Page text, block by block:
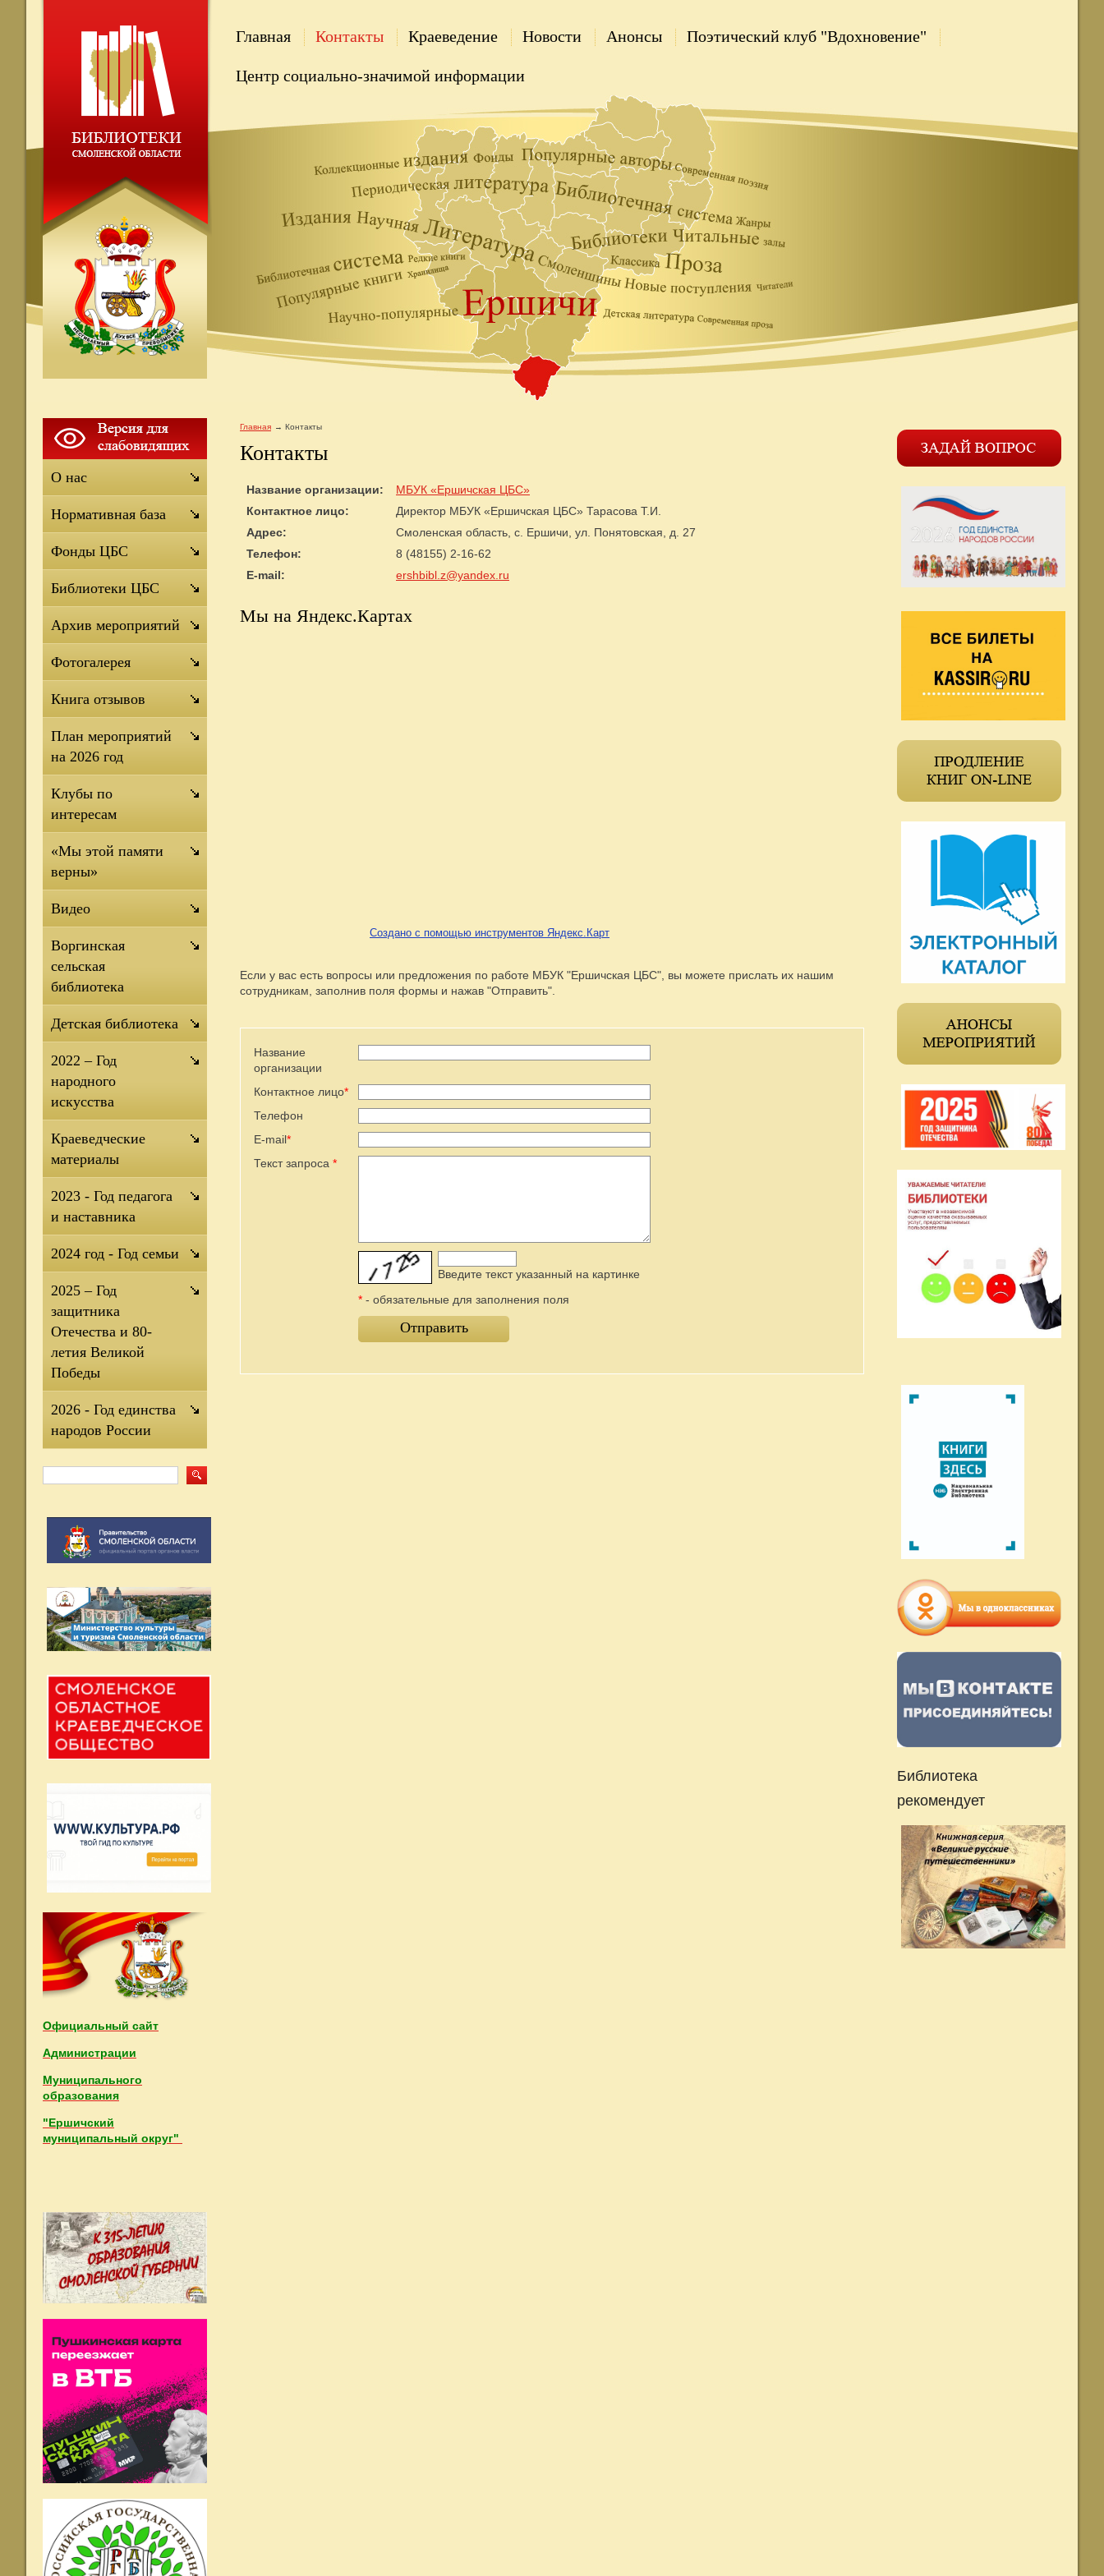
Главная Контакты Краеведение Новости Анонсы Поэтический клуб "Вдохновение"
Центр социально-значимой информации
Главная Контакты
Контакты
Название организации:
МБУК «Ершичская ЦБС»
Контактное лицо:
Директор МБУК «Ершичская ЦБС» Тарасова Т.И.
Адрес:
Смоленская область, с. Ершичи, ул. Понятовская, д. 27
Телефон:
8 (48155) 2-16-62
E-mail:
ershbibl.z@yandex.ru
Мы на Яндекс.Картах
Создано с помощью инструментов Яндекс.Карт
Если у вас есть вопросы или предложения по работе МБУК "Ершичская ЦБС", вы можете прислать их нашим
сотрудникам, заполнив поля формы и нажав "Отправить".
Название
организации
Контактное лицо*
Телефон
E-mail*
Текст запроса *
Введите текcт указанный на картинке
* - обязательные для заполнения поля
Отправить
О нас
Нормативная база
Фонды ЦБС
Библиотеки ЦБС
Архив мероприятий
Фотогалерея
Книга отзывов
План мероприятий
на 2026 год
Клубы по
интересам
«Мы этой памяти
верны»
Видео
Воргинская
сельская
библиотека
Детская библиотека
2022 – Год
народного
искусства
Краеведческие
материалы
2023 - Год педагога
и наставника
2024 год - Год семьи
2025 – Год
защитника
Отечества и 80-
летия Великой
Победы
2026 - Год единства
народов России
Официальный сайт
Администрации
Муниципального
образования
"Ершичский
муниципальный округ"
Библиотека
рекомендует